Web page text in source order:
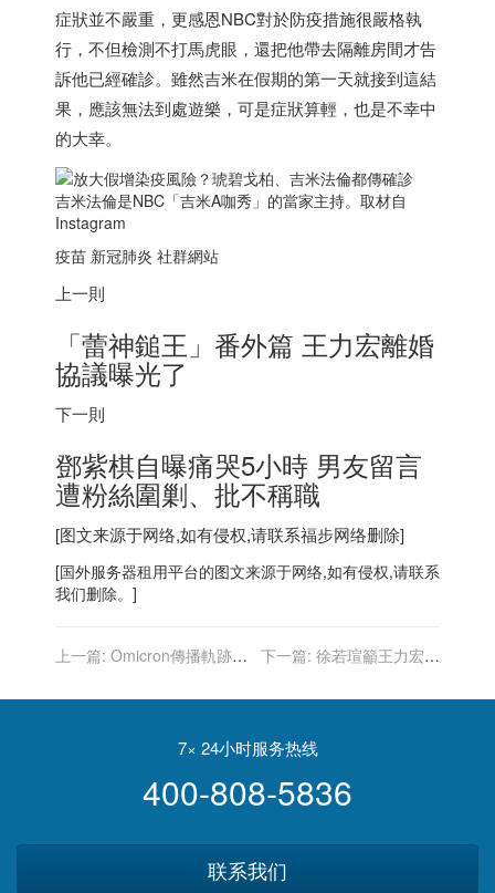
症狀並不嚴重，更感恩NBC對於防疫措施很嚴格執
行，不但檢測不打馬虎眼，還把他帶去隔離房間才告
訴他已經確診。雖然吉米在假期的第一天就接到這結
果，應該無法到處遊樂，可是症狀算輕，也是不幸中
的大幸。
吉米法倫是NBC「吉米A咖秀」的當家主持。取材自
Instagram
疫苗 新冠肺炎 社群網站
上一則
「蕾神鎚王」番外篇 王力宏離婚
協議曝光了
下一則
鄧紫棋自曝痛哭5小時 男友留言
遭粉絲圍剿、批不稱職
[图文来源于网络,如有侵权,请联系福步网络删除]
[国外服务器租用平台的图文来源于网络,如有侵权,请联系
我们删除。]
上一篇: Omicron傳播軌跡會
下一篇: 徐若瑄籲王力宏勿
7× 24小时服务热线
400-808-5836
联系我们